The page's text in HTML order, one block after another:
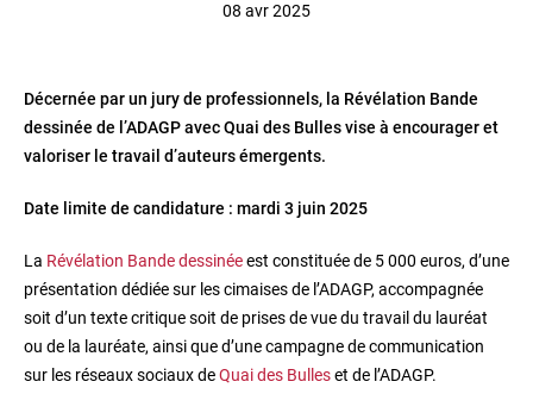
08 avr 2025
Décernée par un jury de professionnels, la Révélation Bande
dessinée de l’ADAGP avec Quai des Bulles vise à encourager et
valoriser le travail d’auteurs émergents.
Date limite de candidature : mardi 3 juin 2025
La Révélation Bande dessinéeest constituée de 5 000 euros, d’une
présentation dédiée sur les cimaises de l’ADAGP, accompagnée
soit d’un texte critique soit de prises de vue du travail du lauréat
ou de la lauréate, ainsi que d’une campagne de communication
sur les réseaux sociaux deQuai des Bulleset de l’ADAGP.